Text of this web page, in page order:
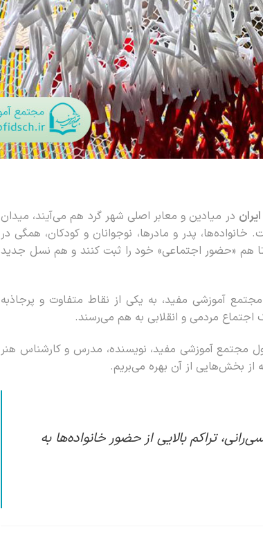
در میادین و معابر اصلی شهر گرد هم می‌آیند، میدان
پدر و مادرها، نوجوانان و کودکان، همگی در
تا هم «حضور اجتماعی» خود را ثبت کنند و هم نسل جدید
آموزشی مفید، به یکی از نقاط متفاوت و پرجاذبه
مردمی و انقلابی به هم می‌رسند.
مجتمع آموزشی مفید، نویسنده، مدرس و کارشناس هنر
از بخش‌هایی از آن بهره می‌بریم.
تراکم بالایی از حضور خانواده‌ها به